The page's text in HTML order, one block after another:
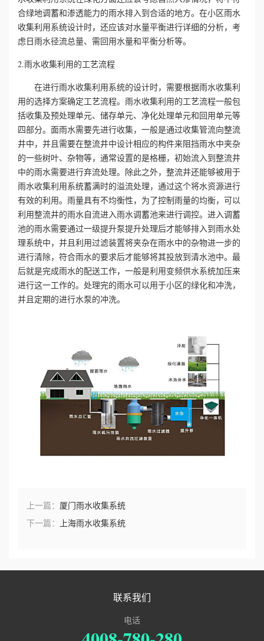
荣
联
系
我
们
合绿地调蓄和渗透能力的雨水排入到合适的地方。在小区雨水
收集利用系统设计时，还应该对水量平衡进行详细的分析，考
虑日雨水径流总量、需回用水量和平衡分析等。
2.雨水收集利用的工艺流程
在进行雨水收集利用系统的设计时，需要根据雨水收集利
用的选择方案确定工艺流程。雨水收集利用的工艺流程一般包
括收集及预处理单元、储存单元、净化处理单元和回用单元等
四部分。面雨水需要先进行收集，一般是通过收集管流向整流
井中，并且需要在整流井中设计相应的构件来阻挡雨水中夹杂
的一些树叶、杂物等，通常设置的是格栅，初始流入到整流井
中的雨水需要进行弃流处理。除此之外，整流井还能够被用于
雨水收集利用系统蓄满时的溢流处理，通过这个将水资源进行
有效的利用。雨量具有不均衡性，为了控制雨量的均衡，可以
利用整流井的雨水自流进入雨水调蓄池来进行调控。进入调蓄
池的雨水需要通过一级提升泵提升处理后才能够排入到雨水处
理系统中，并且利用过滤装置将夹杂在雨水中的杂物进一步的
进行清除，符合雨水的要求后才能够将其投放到清水池中。最
后就是完成雨水的配送工作，一般是利用变频供水系统加压来
进行这一工作的。处理完的雨水可以用于小区的绿化和冲洗，
并且定期的进行水泵的冲洗。
上一篇： 厦门雨水收集系统
下一篇：
上海雨水收集系统
联系我们
电话